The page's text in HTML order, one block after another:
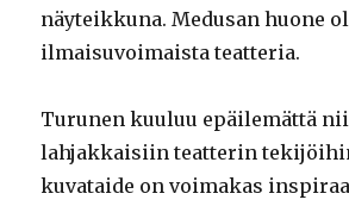
näyteikkuna. Medusan huone
ilmaisuvoimaista teatteria.
Turunen kuuluu epäilemättä
lahjakkaisiin teatterin
kuvataide on voimakas